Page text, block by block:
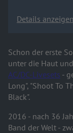
Details anzeigen
Schon der erste
unter die Haut
AC/DC-Livesets -
Long", "Shoot To
Black".
2016 - nach 36
Band der Welt -